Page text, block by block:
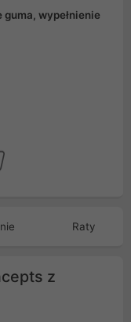
wypełnienie
Raty
z